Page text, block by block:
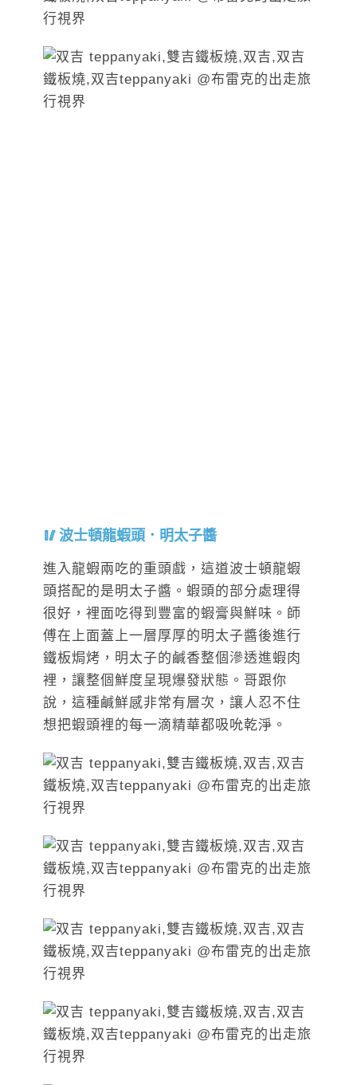
波士頓龍蝦頭．明太子醬
進入龍蝦兩吃的重頭戲，這道波士頓龍蝦
頭搭配的是明太子醬。蝦頭的部分處理得
很好，裡面吃得到豐富的蝦膏與鮮味。師
傅在上面蓋上一層厚厚的明太子醬後進行
鐵板焗烤，明太子的鹹香整個滲透進蝦肉
裡，讓整個鮮度呈現爆發狀態。哥跟你
說，這種鹹鮮感非常有層次，讓人忍不住
想把蝦頭裡的每一滴精華都吸吮乾淨。